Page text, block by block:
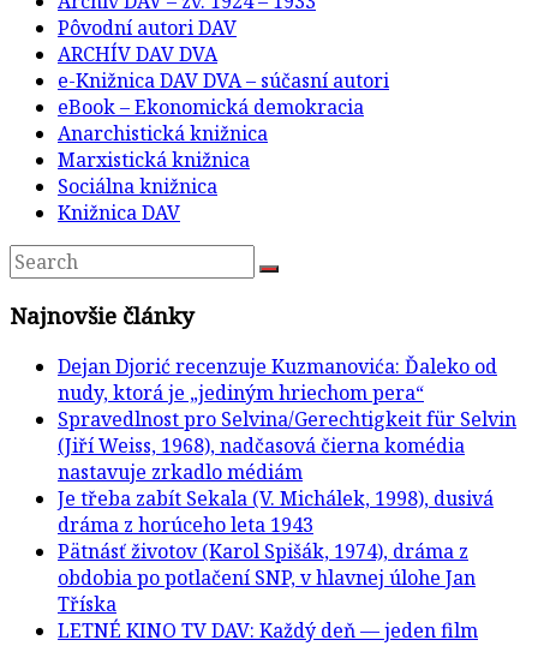
Pôvodní autori DAV
ARCHÍV DAV DVA
e-Knižnica DAV DVA – súčasní autori
eBook – Ekonomická demokracia
Anarchistická knižnica
Marxistická knižnica
Sociálna knižnica
Knižnica DAV
Najnovšie články
Dejan Djorić recenzuje Kuzmanovića: Ďaleko od
nudy, ktorá je „jediným hriechom pera“
Spravedlnost pro Selvina/Gerechtigkeit für Selvin
(Jiří Weiss, 1968), nadčasová čierna komédia
nastavuje zrkadlo médiám
Je třeba zabít Sekala (V. Michálek, 1998), dusivá
dráma z horúceho leta 1943
Pätnásť životov (Karol Spišák, 1974), dráma z
obdobia po potlačení SNP, v hlavnej úlohe Jan
Tříska
LETNÉ KINO TV DAV: Každý deň — jeden film